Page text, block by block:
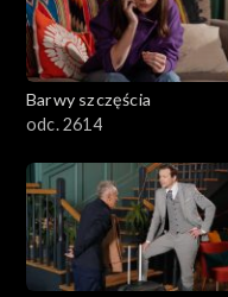
Barwy szczęścia
odc. 2614